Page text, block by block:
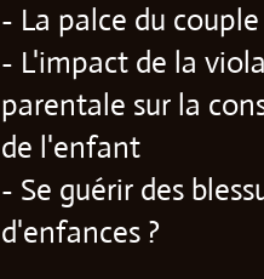
- La palce du couple
- L'impact de la
parentale sur la
de l'enfant
- Se guérir des
d'enfances ?